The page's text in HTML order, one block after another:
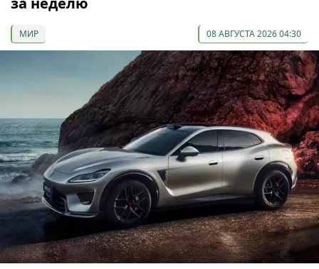
МИР 08 АВГУСТА 2026 04:30